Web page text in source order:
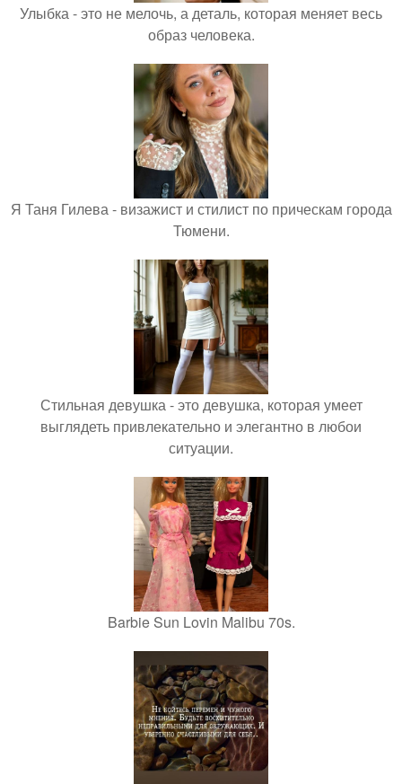
Улыбка - это не мелочь, а деталь, которая меняет весь
образ человека.
Я Таня Гилева - визажист и стилист по прическам города
Тюмени.
Стильная девушка - это девушка, которая умеет
выглядеть привлекательно и элегантно в любои
ситуации.
Barbie Sun Lovin Malibu 70s.